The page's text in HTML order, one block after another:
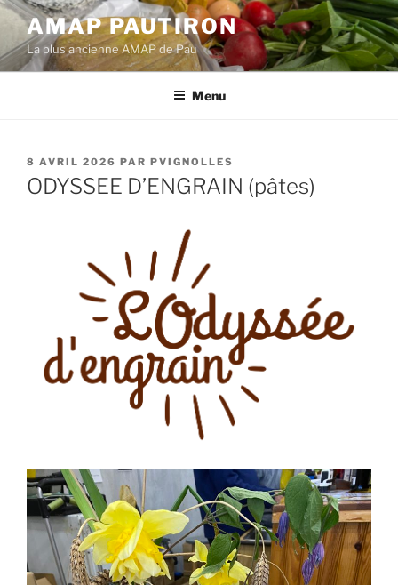
Aller
contenu
principal
AMAP PAUTIRON
La plus ancienne AMAP de Pau
Menu
PUBLIÉ
LE
8 AVRIL 2026 PAR PVIGNOLLES
ODYSSEE D’ENGRAIN (pâtes)